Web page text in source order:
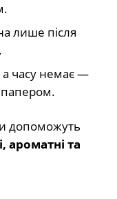
лише після
а часу немає —
допоможуть
ароматні та